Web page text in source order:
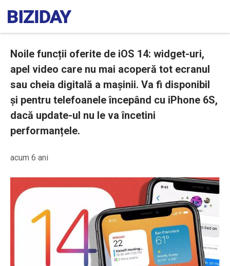
Noile funcții oferite de iOS 14: widget-uri,
apel video care nu mai acoperă tot ecranul
sau cheia digitală a mașinii. Va fi disponibil
și pentru telefoanele începând cu iPhone 6S,
dacă update-ul nu le va încetini
performanțele.
acum 6 ani